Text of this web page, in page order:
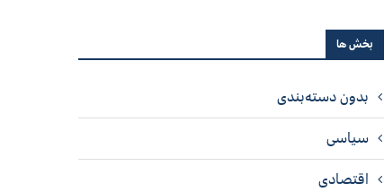
بخش ها
بدون دسته‌بندی
سیاسی
اقتصادی